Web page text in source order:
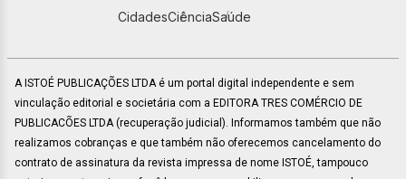
CidadesCiênciaSaúde
A ISTOÉ PUBLICAÇÕES LTDA é um portal digital independente e sem
vinculação editorial e societária com a EDITORA TRES COMÉRCIO DE
PUBLICACÕES LTDA (recuperação judicial). Informamos também que não
realizamos cobranças e que também não oferecemos cancelamento do
contrato de assinatura da revista impressa de nome ISTOÉ, tampouco